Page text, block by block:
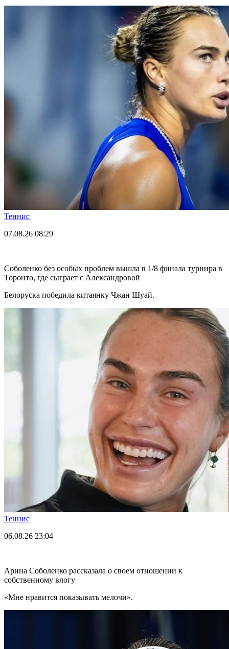
Теннис
07.08.26 08:29
Соболенко без особых проблем вышла в 1/8 финала турнира в
Торонто, где сыграет с Александровой
Белоруска победила китаянку Чжан Шуай.
Теннис
06.08.26 23:04
Арина Соболенко рассказала о своем отношении к
собственному влогу
«Мне нравится показывать мелочи».